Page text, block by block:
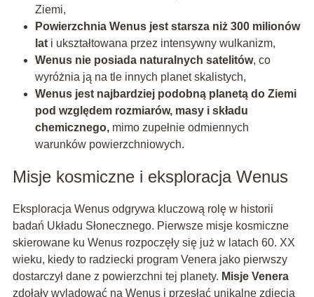
Ziemi,
Powierzchnia Wenus jest starsza niż 300 milionów
lati ukształtowana przez intensywny wulkanizm,
Wenus nie posiada naturalnych satelitów, co
wyróżnia ją na tle innych planet skalistych,
Wenus jest najbardziej podobną planetą do Ziemi
pod względem rozmiarów, masy i składu
chemicznego,mimo zupełnie odmiennych
warunków powierzchniowych.
Misje kosmiczne i eksploracja Wenus
Eksploracja Wenus odgrywa kluczową rolę w historii
badań Układu Słonecznego. Pierwsze misje kosmiczne
skierowane ku Wenus rozpoczęły się już w latach 60. XX
wieku, kiedy to radziecki program Venera jako pierwszy
dostarczył dane z powierzchni tej planety. Misje Venera
zdołały wylądować na Wenus i przesłać unikalne zdjęcia